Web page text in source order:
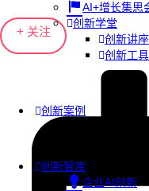
AI+增长集思
创新学堂
创新讲座
创新工具
创新案例
创新智库
企业AI创新
+ 关注